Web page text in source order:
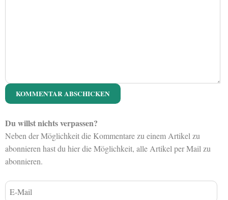
Du willst nichts verpassen?
Neben der Möglichkeit die Kommentare zu einem Artikel zu
abonnieren hast du hier die Möglichkeit, alle Artikel per Mail zu
abonnieren.